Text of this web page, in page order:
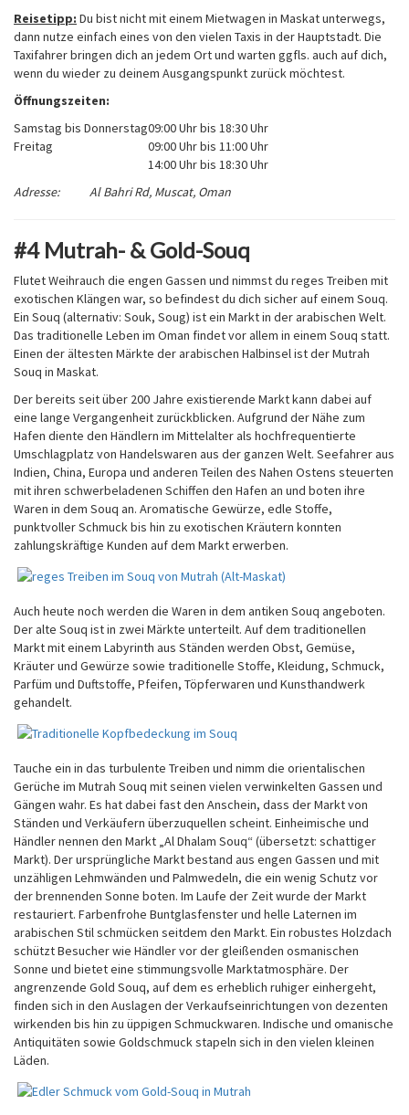
Reisetipp: Du bist nicht mit einem Mietwagen in Maskat unterwegs,
dann nutze einfach eines von den vielen Taxis in der Hauptstadt. Die
Taxifahrer bringen dich an jedem Ort und warten ggfls. auch auf dich,
wenn du wieder zu deinem Ausgangspunkt zurück möchtest.
Öffnungszeiten:
Samstag bis Donnerstag09:00 Uhr bis 18:30 Uhr
Freitag
09:00 Uhr bis 11:00 Uhr
14:00 Uhr bis 18:30 Uhr
Adresse: Al Bahri Rd, Muscat, Oman
#4 Mutrah- & Gold-Souq
Flutet Weihrauch die engen Gassen und nimmst du reges Treiben mit
exotischen Klängen war, so befindest du dich sicher auf einem Souq.
Ein Souq (alternativ: Souk, Soug) ist ein Markt in der arabischen Welt.
Das traditionelle Leben im Oman findet vor allem in einem Souq statt.
Einen der ältesten Märkte der arabischen Halbinsel ist der Mutrah
Souq in Maskat.
Der bereits seit über 200 Jahre existierende Markt kann dabei auf
eine lange Vergangenheit zurückblicken. Aufgrund der Nähe zum
Hafen diente den Händlern im Mittelalter als hochfrequentierte
Umschlagplatz von Handelswaren aus der ganzen Welt. Seefahrer aus
Indien, China, Europa und anderen Teilen des Nahen Ostens steuerten
mit ihren schwerbeladenen Schiffen den Hafen an und boten ihre
Waren in dem Souq an. Aromatische Gewürze, edle Stoffe,
punktvoller Schmuck bis hin zu exotischen Kräutern konnten
zahlungskräftige Kunden auf dem Markt erwerben.
Auch heute noch werden die Waren in dem antiken Souq angeboten.
Der alte Souq ist in zwei Märkte unterteilt. Auf dem traditionellen
Markt mit einem Labyrinth aus Ständen werden Obst, Gemüse,
Kräuter und Gewürze sowie traditionelle Stoffe, Kleidung, Schmuck,
Parfüm und Duftstoffe, Pfeifen, Töpferwaren und Kunsthandwerk
gehandelt.
Tauche ein in das turbulente Treiben und nimm die orientalischen
Gerüche im Mutrah Souq mit seinen vielen verwinkelten Gassen und
Gängen wahr. Es hat dabei fast den Anschein, dass der Markt von
Ständen und Verkäufern überzuquellen scheint. Einheimische und
Händler nennen den Markt „Al Dhalam Souq“ (übersetzt: schattiger
Markt). Der ursprüngliche Markt bestand aus engen Gassen und mit
unzähligen Lehmwänden und Palmwedeln, die ein wenig Schutz vor
der brennenden Sonne boten. Im Laufe der Zeit wurde der Markt
restauriert. Farbenfrohe Buntglasfenster und helle Laternen im
arabischen Stil schmücken seitdem den Markt. Ein robustes Holzdach
schützt Besucher wie Händler vor der gleißenden osmanischen
Sonne und bietet eine stimmungsvolle Marktatmosphäre. Der
angrenzende Gold Souq, auf dem es erheblich ruhiger einhergeht,
finden sich in den Auslagen der Verkaufseinrichtungen von dezenten
wirkenden bis hin zu üppigen Schmuckwaren. Indische und omanische
Antiquitäten sowie Goldschmuck stapeln sich in den vielen kleinen
Läden.